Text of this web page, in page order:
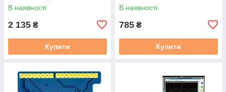
В наявності
2 135 ₴
Купити
В наявності
785 ₴
Купити